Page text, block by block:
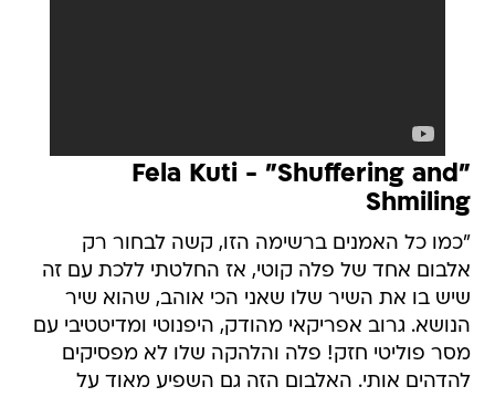
"Fela Kuti - "Shuffering and
Shmiling
"כמו כל האמנים ברשימה הזו, קשה לבחור רק
אלבום אחד של פלה קוטי, אז החלטתי ללכת עם זה
שיש בו את השיר שלו שאני הכי אוהב, שהוא שיר
הנושא. גרוב אפריקאי מהודק, היפנוטי ומדיטטיבי עם
מסר פוליטי חזק! פלה והלהקה שלו לא מפסיקים
להדהים אותי. האלבום הזה גם השפיע מאוד על